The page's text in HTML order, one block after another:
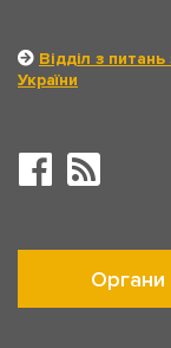
Відділ з
України
Органи